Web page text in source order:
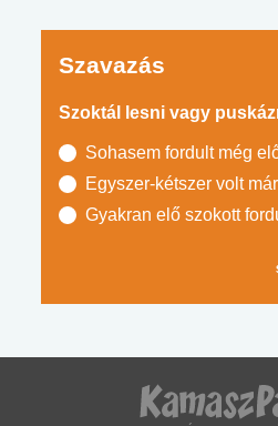
Szavazás
Szoktál lesni vagy
Sohasem fordult még
Egyszer-kétszer volt
Gyakran elő szokott